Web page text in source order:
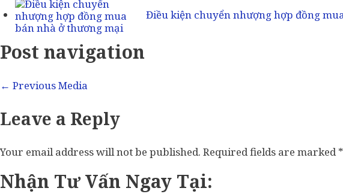
Điều kiện chuyển nhượng hợp đồng
Post navigation
← Previous Media
Leave a Reply
Your email address will not be published. Required fields are marked*
Nhận Tư Vấn Ngay Tại: